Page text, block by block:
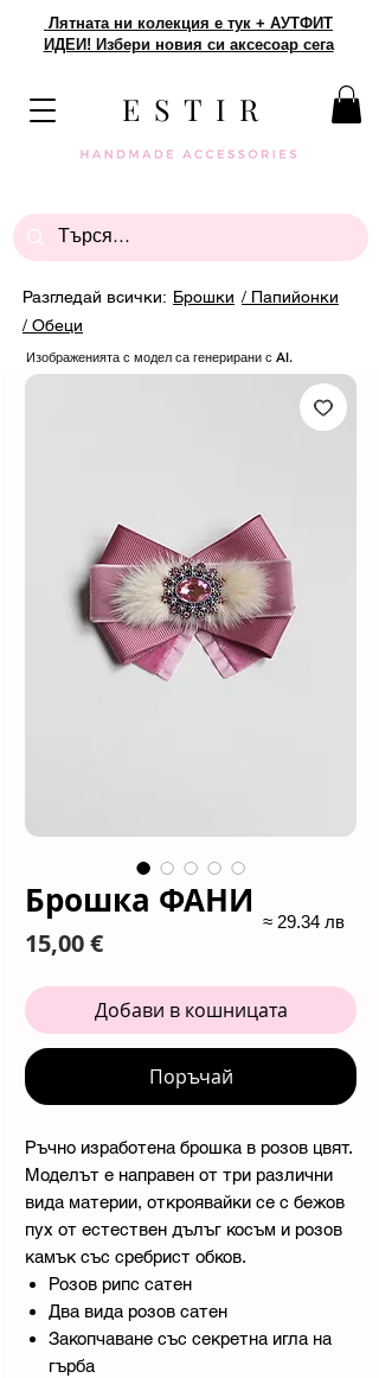
Лятната ни колекция е тук + АУТФИТ
ИДЕИ! Избери новия си аксесоар сега
E S T I R
Разгледай всички: Брошки / Папийонки
/ Обеци
Изображенията с модел са генерирани с AI.
Брошка ФАНИ
15,00 €Цена
Добави в кошницата
Поръчай
Ръчно изработена брошка в розов цвят.
Моделът е направен от три различни
вида материи, откроявайки се с бежов
пух от естествен дълъг косъм и розов
камък със сребрист обков.
Розов рипс сатен
Два вида розов сатен
Закопчаване със секретна игла на
гърба
≈ 29.34 лв